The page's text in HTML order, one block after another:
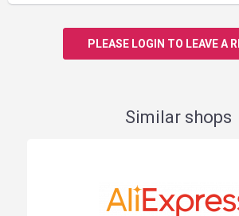
PLEASE LOGIN TO LEAVE A
Similar shops